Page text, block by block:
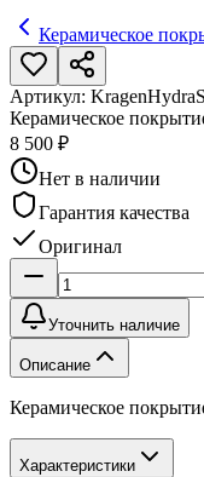
Керамическое
Артикул:
Керамическое
8 500 ₽
Нет в наличии
Гарантия качества
Оригинал
Уточнить наличие
Описание
Керамическое
Характеристики